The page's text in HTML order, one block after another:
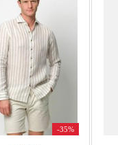
-35%